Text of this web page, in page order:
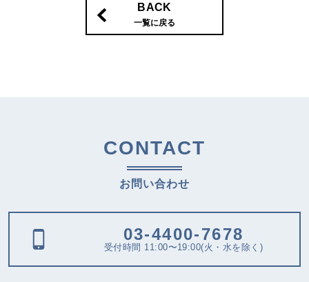
BACK
一覧に戻る
CONTACT
お問い合わせ
03-4400-7678
受付時間 11:00〜19:00(火・水を除く)